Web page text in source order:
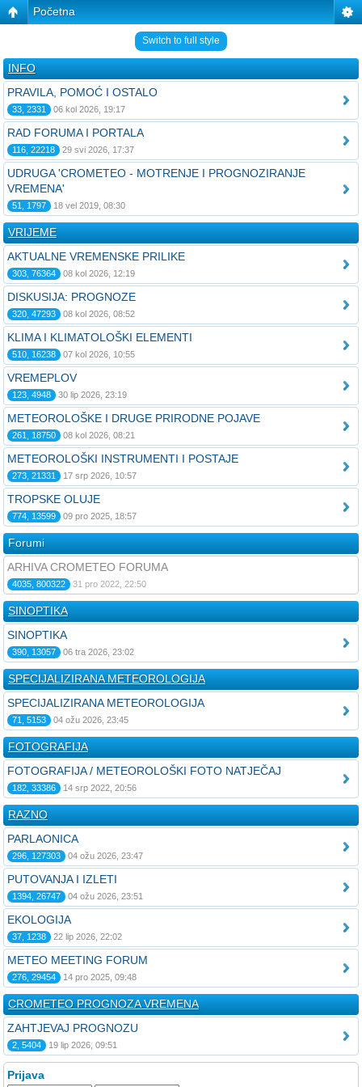
Početna
Switch to full style
INFO
PRAVILA, POMOĆ I OSTALO
33, 2331 06 kol 2026, 19:17
RAD FORUMA I PORTALA
116, 22218 29 svi 2026, 17:37
UDRUGA 'CROMETEO - MOTRENJE I PROGNOZIRANJE
VREMENA'
51, 1797 18 vel 2019, 08:30
VRIJEME
AKTUALNE VREMENSKE PRILIKE
303, 76364 08 kol 2026, 12:19
DISKUSIJA: PROGNOZE
320, 47293 08 kol 2026, 08:52
KLIMA I KLIMATOLOŠKI ELEMENTI
510, 16238 07 kol 2026, 10:55
VREMEPLOV
123, 4948 30 lip 2026, 23:19
METEOROLOŠKE I DRUGE PRIRODNE POJAVE
261, 18750 08 kol 2026, 08:21
METEOROLOŠKI INSTRUMENTI I POSTAJE
273, 21331 17 srp 2026, 10:57
TROPSKE OLUJE
774, 13599 09 pro 2025, 18:57
Forumi
ARHIVA CROMETEO FORUMA
4035, 800322 31 pro 2022, 22:50
SINOPTIKA
SINOPTIKA
390, 13057 06 tra 2026, 23:02
SPECIJALIZIRANA METEOROLOGIJA
SPECIJALIZIRANA METEOROLOGIJA
71, 5153 04 ožu 2026, 23:45
FOTOGRAFIJA
FOTOGRAFIJA / METEOROLOŠKI FOTO NATJEČAJ
182, 33386 14 srp 2022, 20:56
RAZNO
PARLAONICA
296, 127303 04 ožu 2026, 23:47
PUTOVANJA I IZLETI
1394, 26747 04 ožu 2026, 23:51
EKOLOGIJA
37, 1238 22 lip 2026, 22:02
METEO MEETING FORUM
276, 29454 14 pro 2025, 09:48
CROMETEO PROGNOZA VREMENA
ZAHTJEVAJ PROGNOZU
2, 5404 19 lip 2026, 09:51
Prijava